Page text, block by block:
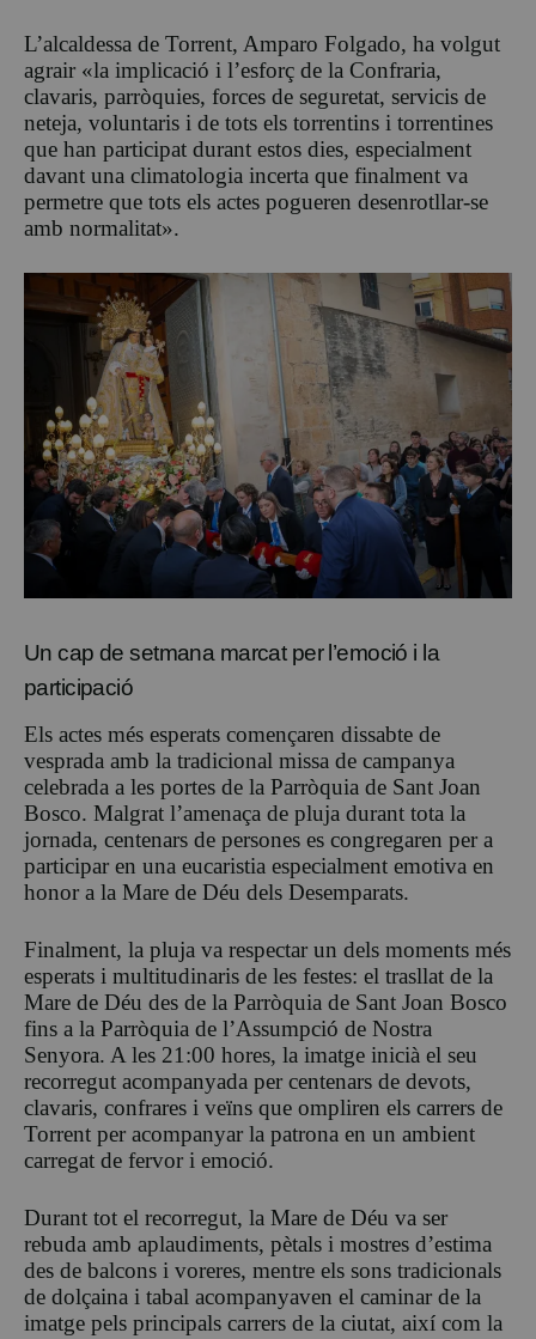
L’alcaldessa de Torrent, Amparo Folgado, ha volgut
agrair «la implicació i l’esforç de la Confraria,
clavaris, parròquies, forces de seguretat, servicis de
neteja, voluntaris i de tots els torrentins i torrentines
que han participat durant estos dies, especialment
davant una climatologia incerta que finalment va
permetre que tots els actes pogueren desenrotllar-se
amb normalitat».
Un cap de setmana marcat per l’emoció i la
participació
Els actes més esperats començaren dissabte de
vesprada amb la tradicional missa de campanya
celebrada a les portes de la Parròquia de Sant Joan
Bosco. Malgrat l’amenaça de pluja durant tota la
jornada, centenars de persones es congregaren per a
participar en una eucaristia especialment emotiva en
honor a la Mare de Déu dels Desemparats.
Finalment, la pluja va respectar un dels moments més
esperats i multitudinaris de les festes: el trasllat de la
Mare de Déu des de la Parròquia de Sant Joan Bosco
fins a la Parròquia de l’Assumpció de Nostra
Senyora. A les 21:00 hores, la imatge inicià el seu
recorregut acompanyada per centenars de devots,
clavaris, confrares i veïns que ompliren els carrers de
Torrent per acompanyar la patrona en un ambient
carregat de fervor i emoció.
Durant tot el recorregut, la Mare de Déu va ser
rebuda amb aplaudiments, pètals i mostres d’estima
des de balcons i voreres, mentre els sons tradicionals
de dolçaina i tabal acompanyaven el caminar de la
imatge pels principals carrers de la ciutat, així com la